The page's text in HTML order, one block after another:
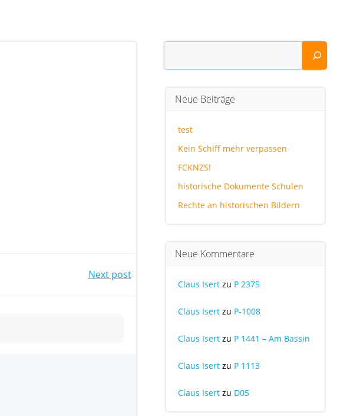
Next post
Suchen
Neue Beiträge
test
Kein Schiff mehr verpassen
FCKNZS!
historische Dokumente Schulen
Rechte an historischen Bildern
Neue Kommentare
Claus Isertzu P 2375
Claus Isertzu P-1008
Claus Isertzu P 1441 – Am Bassin
Claus Isertzu P 1113
Claus Isertzu D05